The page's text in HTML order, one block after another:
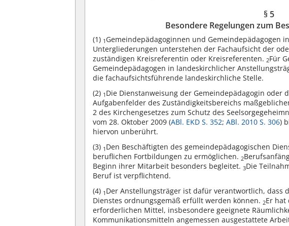
§ 5
Besondere Regelungen zum
(1) 1 Gemeindepädagoginnen und Gemeindepädagogen
Untergliederungen unterstehen der Fachaufsicht der
zuständigen Kreisreferentin oder Kreisreferenten. 2Für
Gemeindepädagogen in landeskirchlicher
die fachaufsichtsführende landeskirchliche Stelle.
(2) 1 Die Dienstanweisung der Gemeindepädagogin oder
Aufgabenfelder des Zuständigkeitsbereichs
2 des Kirchengesetzes zum Schutz des
vom 28. Oktober 2009 (ABl. EKD S. 352;ABl. 2010 S. 306)
hiervon unberührt.
(3) 1 Den Beschäftigten des gemeindepädagogischen
beruflichen Fortbildungen zu ermöglichen. 2
Beginn ihrer Mitarbeit besonders begleitet.3Die
Beruf ist verpflichtend.
(4) 1 Der Anstellungsträger ist dafür verantwortlich, dass
Dienstes ordnungsgemäß erfüllt werden können. 2Er hat
erforderlichen Mittel, insbesondere geeignete
Kommunikationsmitteln angemessen ausgestattete